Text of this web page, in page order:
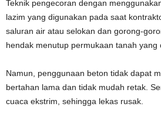
Teknik pengecoran dengan
lazim yang digunakan pada saat
saluran air atau selokan dan gorong-
hendak menutup permukaan tanah yang
Namun, penggunaan beton tidak dapat
bertahan lama dan tidak mudah retak.
cuaca ekstrim, sehingga lekas rusak.